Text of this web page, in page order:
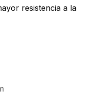
resistencia a la